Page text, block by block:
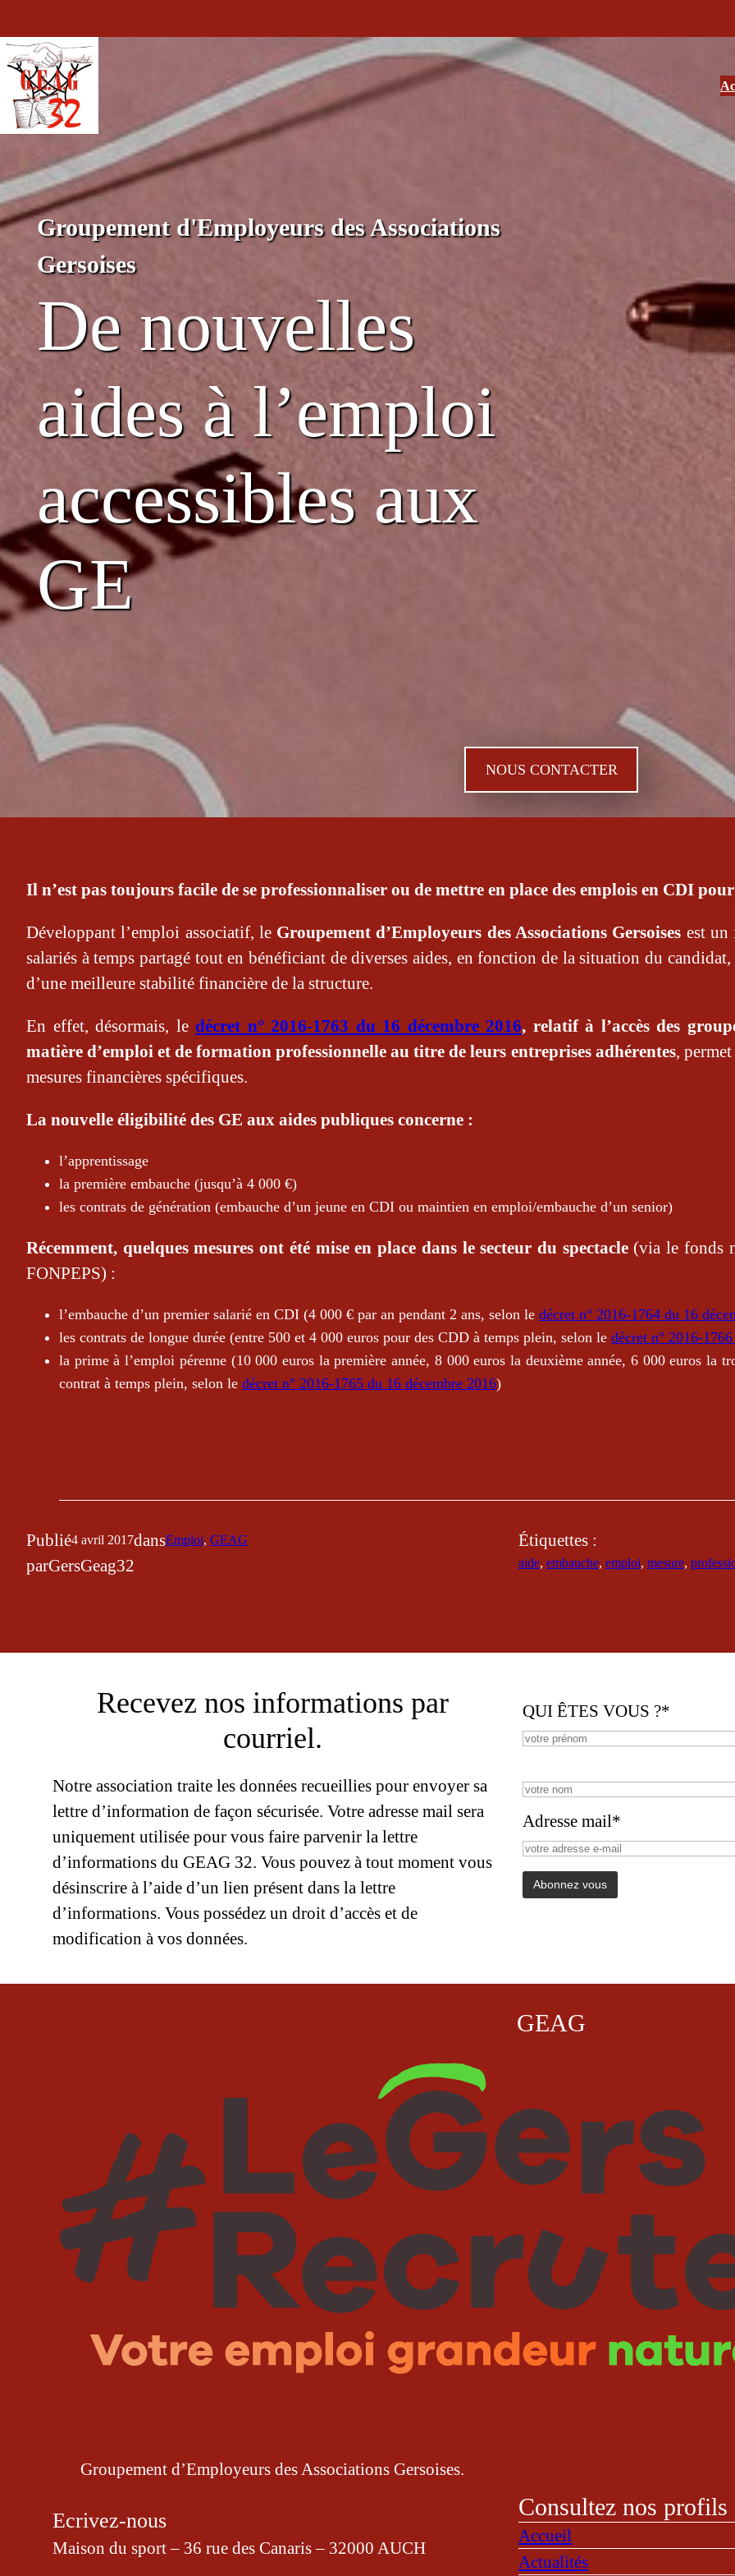
au
contenu
Groupement d'Employeurs des Associations
Gersoises
De nouvelles
aides à l’emploi
accessibles aux
GE
NOUS CONTACTER
Il n’est pas toujours facile de se professionnaliser ou de mettre en place des emplois en CDI
Développant l’emploi associatif, le Groupement d’Employeurs des Associations Gersoises est un
salariés à temps partagé tout en bénéficiant de diverses aides, en fonction de la situation du
d’une meilleure stabilité financière de la structure.
En effet, désormais, le décret n° 2016-1763 du 16 décembre 2016, relatif à l’accès des
matière d’emploi et de formation professionnelle au titre de leurs entreprises adhérentes,
mesures financières spécifiques.
La nouvelle éligibilité des GE aux aides publiques concerne :
l’apprentissage
la première embauche (jusqu’à 4 000 €)
les contrats de génération (embauche d’un jeune en CDI ou maintien en emploi/embauche d’un senior)
Récemment, quelques mesures ont été mise en place dans le secteur du spectacle(via le fonds
FONPEPS) :
l’embauche d’un premier salarié en CDI (4 000 € par an pendant 2 ans, selon le décret n° 2016-1764 du 16
les contrats de longue durée (entre 500 et 4 000 euros pour des CDD à temps plein, selon le décret n° 2016-
la prime à l’emploi pérenne (10 000 euros la première année, 8 000 euros la deuxième année, 6 000 euros la
contrat à temps plein, selon le décret n° 2016-1765 du 16 décembre 2016)
Publié4 avril 2017dansEmploi, GEAG
parGersGeag32
Étiquettes :
aide, embauche, emploi, mesure,
Recevez nos informations par
courriel.
Notre association traite les données recueillies pour envoyer sa
lettre d’information de façon sécurisée. Votre adresse mail sera
uniquement utilisée pour vous faire parvenir la lettre
d’informations du GEAG 32. Vous pouvez à tout moment vous
désinscrire à l’aide d’un lien présent dans la lettre
d’informations. Vous possédez un droit d’accès et de
modification à vos données.
QUI ÊTES VOUS ?*
Adresse mail*
GEAG
Groupement d’Employeurs des Associations Gersoises.
Ecrivez-nous
Maison du sport – 36 rue des Canaris – 32000 AUCH
Consultez nos profils
Accueil
Actualités